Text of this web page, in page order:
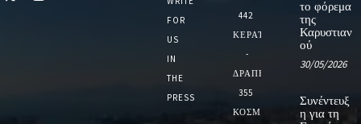
FOR
US
IN
THE
PRESS
442
ΚΕΡΑΤΣΙΝΙ
-
ΔΡΑΠΕΤΣΩΝΑ
355
ΚΟΣΜΟΣ
το φόρεμα
της
Καρυστιαν
ού
30/05/2026
Συνέντευξ
η για τη